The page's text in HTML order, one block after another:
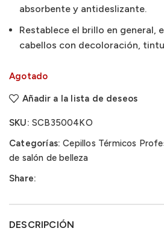
absorbente y antideslizante.
Restablece el brillo en general,
cabellos con decoloración,
Agotado
Añadir a la lista de deseos
SKU: SCB35004KO
Categorías: Cepillos Térmicos
de salón de belleza
Share:
DESCRIPCIÓN